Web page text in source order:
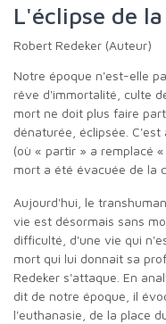
L'éclipse de
Robert Redeker (Auteur)
Notre époque n'est-elle pas celle de l'éclipse de la mort ? Entre
rêve d'immortalité, culte
mort ne doit plus faire
dénaturée, éclipsée.
(où « partir » a remplacé
mort a été évacuée de la
Aujourd'hui, le transhumanisme porte et achève cette éclipse. La
vie est désormais sans
difficulté, d'une vie qui
mort qui lui donnait sa
Redeker s'attaque. En
dit de notre époque, il
l'euthanasie, de la place